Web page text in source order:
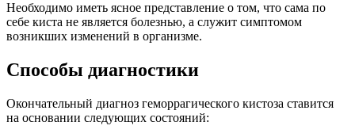
Необходимо иметь ясное представление о том, что сама по
себе киста не является болезнью, а служит симптомом
возникших изменений в организме.
Способы диагностики
Окончательный диагноз геморрагического кистоза ставится
на основании следующих состояний: